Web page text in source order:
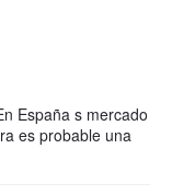
España s mercado
es probable una